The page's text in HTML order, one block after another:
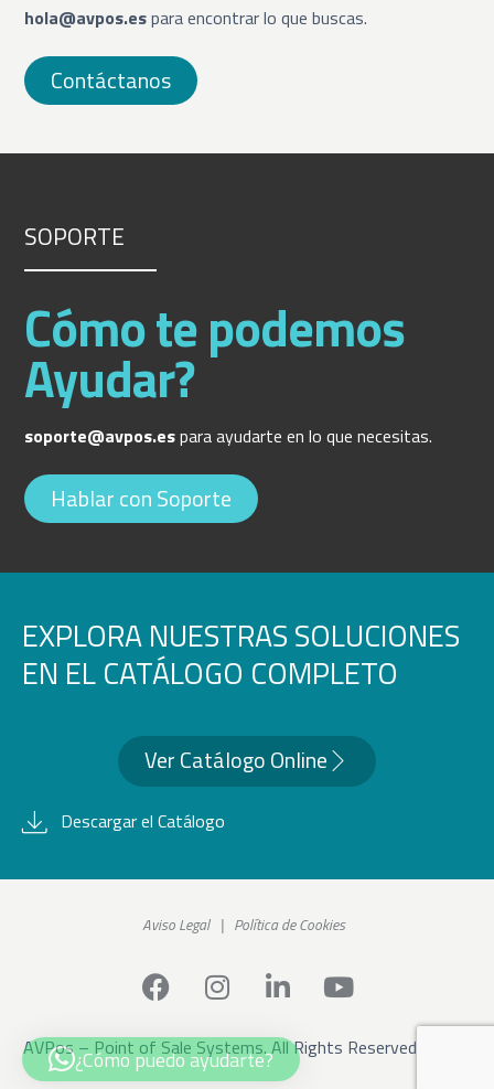
hola@avpos.espara encontrar lo que buscas.
Contáctanos
SOPORTE
Cómo te podemos
Ayudar?
soporte@avpos.espara ayudarte en lo que necesitas.
Hablar con Soporte
EXPLORA NUESTRAS SOLUCIONES
EN EL CATÁLOGO COMPLETO
Ver Catálogo Online
Descargar el Catálogo
AVPos – Point of Sale Systems. All Rights Reserved ©2026
Aviso Legal| Política de Cookies
¿Cómo puedo ayudarte?